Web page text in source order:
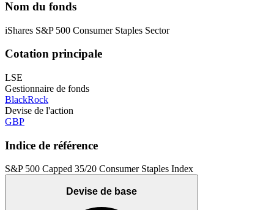
Nom du fonds
iShares S&P 500 Consumer Staples Sector
Cotation principale
LSE
Gestionnaire de fonds
BlackRock
Devise de l'action
GBP
Indice de référence
S&P 500 Capped 35/20 Consumer Staples Index
Devise de base